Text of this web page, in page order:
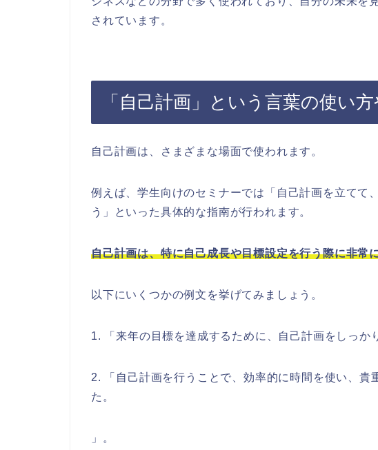
されています。
「自己計画」という言葉の使い
自己計画は、さまざまな場面で使われます。
例えば、学生向けのセミナーでは「自己計画を立てて
う」といった具体的な指南が行われます。
自己計画は、特に自己成長や目標設定を行う際に非常
以下にいくつかの例文を挙げてみましょう。
1. 「来年の目標を達成するために、自己計画をしっか
2. 「自己計画を行うことで、効率的に時間を使い、貴
た。
」。